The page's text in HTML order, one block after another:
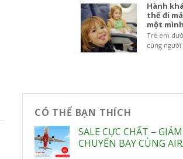
Hành
thể đi
một
Trẻ em
cùng người
CÓ THỂ BẠN THÍCH
SALE CỰC CHẤT –
CHUYẾN BAY CÙNG